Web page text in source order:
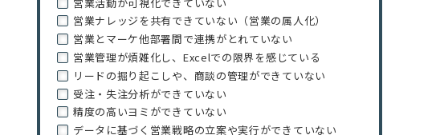
営業ナレッジを共有できていない（営業の属人化）
営業とマーケ他部署間で連携がとれていない
営業管理が煩雑化し、Excelでの限界を感じている
リードの掘り起こしや、商談の管理ができていない
受注・失注分析ができていない
精度の高いヨミができていない
データに基づく営業戦略の立案や実行ができていない